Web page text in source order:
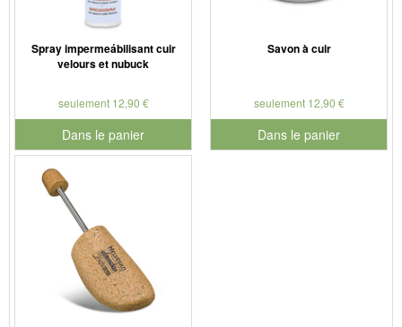
Spray impermeábilisant cuir
velours et nubuck
seulement 12,90 €
Dans le panier
pour le numéro de produit 901179
Savon à cuir
seulement 12,90 €
Dans le panier
pour le numéro de produit